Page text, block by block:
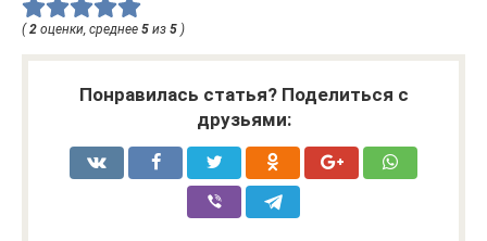
( 2 оценки, среднее 5 из 5 )
Понравилась статья? Поделиться с
друзьями: